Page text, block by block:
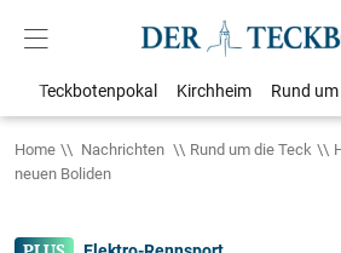
Teckbotenpokal Kirchheim Rund
Home Nachrichten Rund um die Teck
neuen Boliden